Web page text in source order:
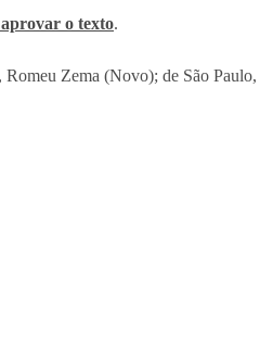
o texto.
Zema (Novo); de São Paulo,